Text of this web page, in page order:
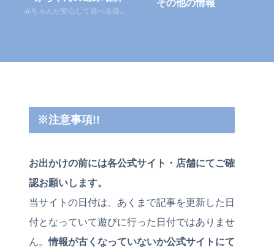
赤ちゃんが安心して遊べる遊び場
その他の情報
※注意事項!!
お出かけの前には各公式サイト・店舗にてご確
認お願いします。
当サイトの日付は、あくまで記事を更新した日
付となっていて遊びに行った日付ではありませ
ん。情報が古くなっていないか公式サイトにて